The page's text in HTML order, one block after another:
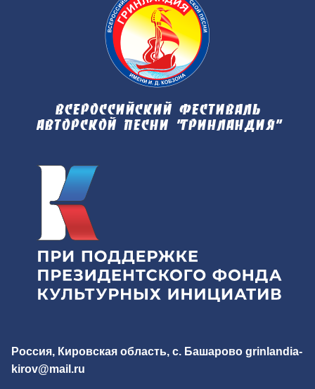
Всероссийский фестиваль
авторской песни "Гринландия"
Россия, Кировская область, с. Башарово grinlandia-
kirov@mail.ru